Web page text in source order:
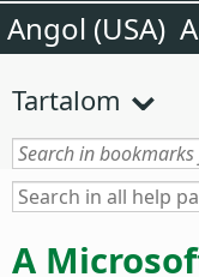
Angol (USA)
Tartalom
A